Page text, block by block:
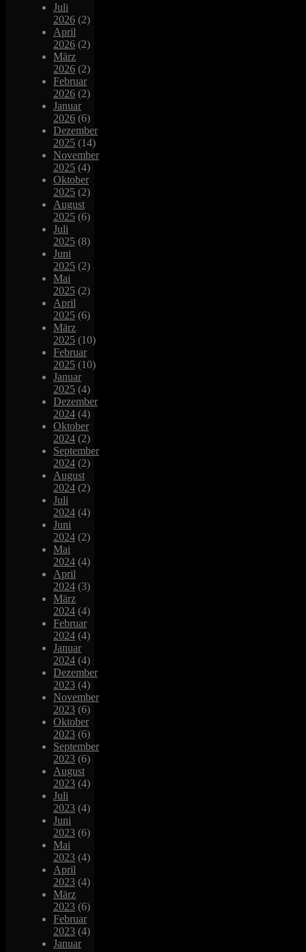
Juli
2026 (2)
April
2026 (2)
März
2026 (2)
Februar
2026 (2)
Januar
2026 (6)
Dezember
2025 (14)
November
2025 (4)
Oktober
2025 (2)
August
2025 (6)
Juli
2025 (8)
Juni
2025 (2)
Mai
2025 (2)
April
2025 (6)
März
2025 (10)
Februar
2025 (10)
Januar
2025 (4)
Dezember
2024 (4)
Oktober
2024 (2)
September
2024 (2)
August
2024 (2)
Juli
2024 (4)
Juni
2024 (2)
Mai
2024 (4)
April
2024 (3)
März
2024 (4)
Februar
2024 (4)
Januar
2024 (4)
Dezember
2023 (4)
November
2023 (6)
Oktober
2023 (6)
September
2023 (6)
August
2023 (4)
Juli
2023 (4)
Juni
2023 (6)
Mai
2023 (4)
April
2023 (4)
März
2023 (6)
Februar
2023 (4)
Januar